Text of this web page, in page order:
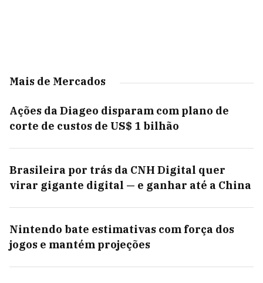
Mais de Mercados
Ações da Diageo disparam com plano de
corte de custos de US$ 1 bilhão
Brasileira por trás da CNH Digital quer
virar gigante digital — e ganhar até a China
Nintendo bate estimativas com força dos
jogos e mantém projeções